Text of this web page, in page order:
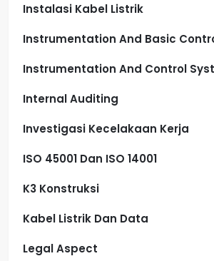
Instalasi Kabel Listrik
Instrumentation And Basic
Instrumentation And Control
Internal Auditing
Investigasi Kecelakaan Kerja
ISO 45001 Dan ISO 14001
K3 Konstruksi
Kabel Listrik Dan Data
Legal Aspect